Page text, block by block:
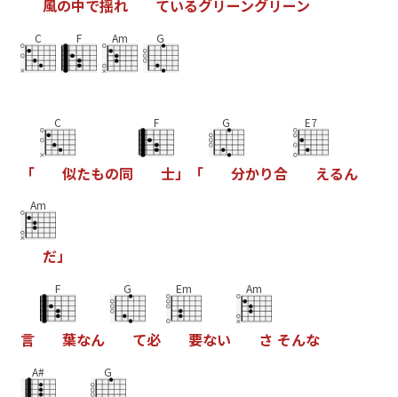
風の中で揺れ ているグリーングリーン
C F Am G
「
C
似たもの同
F
士」 「
G
分かり合
E7
えるん
Am
だ」
言
F
葉なん
G
て必
Em
要ない
Am
さ そんな
A# G